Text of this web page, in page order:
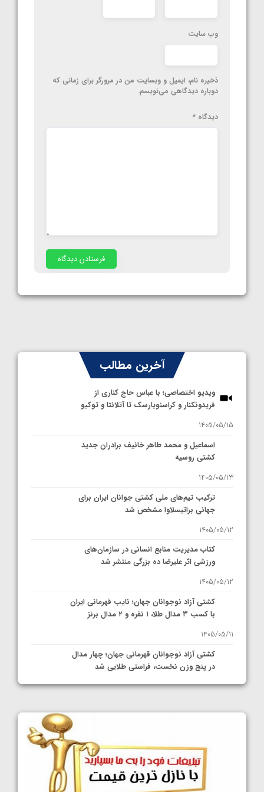
وب‌ سایت
ذخیره نام، ایمیل و وبسایت من در مرورگر برای زمانی که
دوباره دیدگاهی می‌نویسم.
دیدگاه *
آخرین مطالب
ویدیو اختصاصی؛ با عباس حاج کناری از
فریدونکنار و کراسنویارسک تا آتلانتا و توکیو
1405/05/15
اسماعیل و محمد طاهر خانیف برادران جدید
کشتی روسیه
1405/05/13
ترکیب تیم‌های ملی کشتی جوانان ایران برای
جهانی براتیسلاوا مشخص شد
1405/05/12
کتاب مدیریت منابع انسانی در سازمان‌های
ورزشی اثر علیرضا ده بزرگی منتشر شد
1405/05/12
کشتی آزاد نوجوانان جهان؛ نایب قهرمانی ایران
با کسب ۳ مدال طلا، ۱ نقره و ۲ مدال برنز
1405/05/11
کشتی آزاد نوجوانان قهرمانی جهان؛ چهار مدال
در پنج وزن نخست، فراستی طلایی شد
1405/05/11
کشتی آزاد نوجوانان جهان؛ رقبای نمایندگان
ایران مشخص شدند